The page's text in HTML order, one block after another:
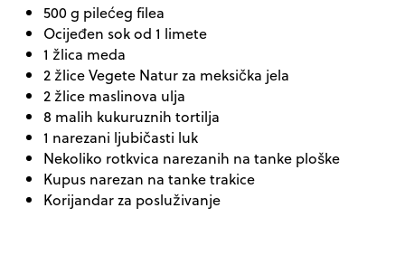
500 g pilećeg filea
Ocijeđen sok od 1 limete
1 žlica meda
2 žlice Vegete Natur za meksička jela
2 žlice maslinova ulja
8 malih kukuruznih tortilja
1 narezani ljubičasti luk
Nekoliko rotkvica narezanih na tanke ploške
Kupus narezan na tanke trakice
Korijandar za posluživanje